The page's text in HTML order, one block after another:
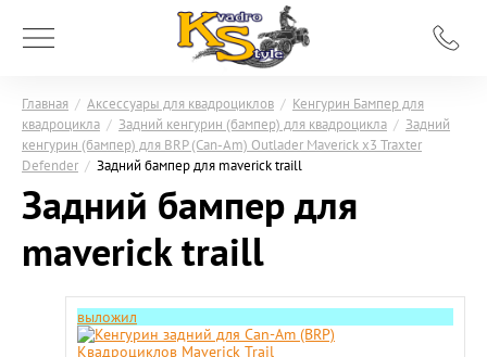
Главная / Аксессуары для квадроциклов / Кенгурин Бампер для
квадроцикла / Задний кенгурин (бампер) для квадроцикла / Задний
кенгурин (бампер) для BRP (Can-Am) Outlader Maverick x3 Traxter
Defender / Задний бампер для maverick traill
Задний бампер для
maverick traill
выложил